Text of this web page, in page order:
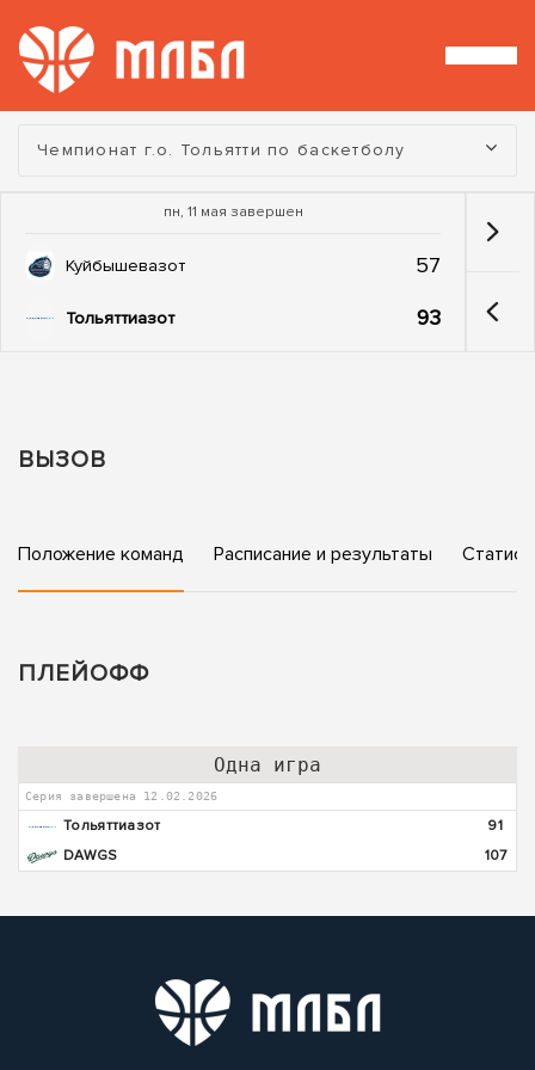
Турнир:
Чемпионат г.о. Тольятти по баскетболу
пн, 11 мая завершен
Куйбышевазот 57
Тольяттиазот 93
ВЫЗОВ
Положение команд Расписание и результаты
ПЛЕЙОФФ
Одна игра
Серия завершена 12.02.2026
Тольяттиазот
91
DAWGS
107